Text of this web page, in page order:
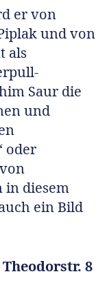
er von
und von
als
Saur die
und
oder
in diesem
ein Bild
Theodorstr. 8